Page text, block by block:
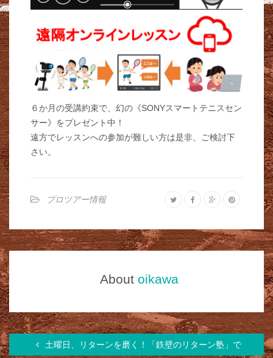
６か月の受講約束で、幻の《SONYスマートテニスセン
サー》をプレゼント中！
遠方でレッスンへの参加が難しい方は是非、ご検討下
さい。
プロツアー情報
About oikawa
土曜日、リターンを磨く！「鉄壁のリターン塾」で